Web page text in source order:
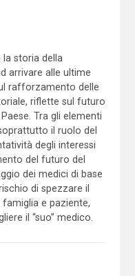
storia della
arrivare alle ultime
rafforzamento delle
riflette sul futuro
Tra gli elementi
il ruolo del
degli interessi
del futuro del
dei medici di base
di spezzare il
e paziente,
il “suo” medico.